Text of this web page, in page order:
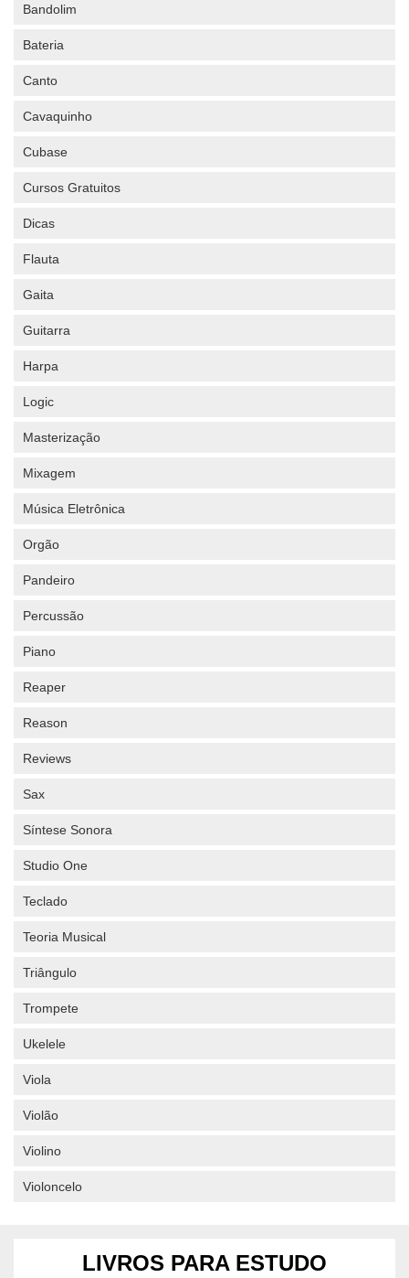
Bandolim
Bateria
Canto
Cavaquinho
Cubase
Cursos Gratuitos
Dicas
Flauta
Gaita
Guitarra
Harpa
Logic
Masterização
Mixagem
Música Eletrônica
Orgão
Pandeiro
Percussão
Piano
Reaper
Reason
Reviews
Sax
Síntese Sonora
Studio One
Teclado
Teoria Musical
Triângulo
Trompete
Ukelele
Viola
Violão
Violino
Violoncelo
LIVROS PARA ESTUDO